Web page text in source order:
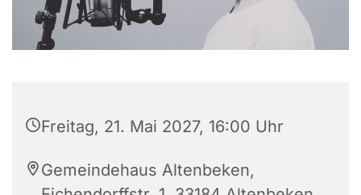
Freitag, 21. Mai 2027, 16:00 Uhr
Gemeindehaus Altenbeken,